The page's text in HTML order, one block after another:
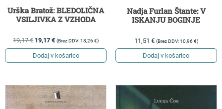
Urška Bratož: BLEDOLIČNA
VSILJIVKA Z VZHODA
19,17€ 19,17€ (Brez DDV:18,26€)
Dodaj v košarico
Nadja Furlan Štante: V
ISKANJU BOGINJE
11,51 € (Brez DDV:10,96€)
Dodaj v košarico